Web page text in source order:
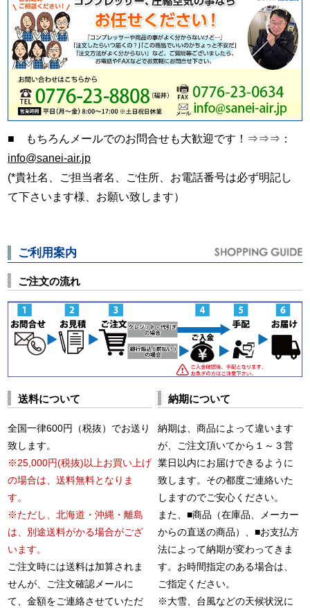
■ もちろんメールでのお問合せも大歓迎です！⇒⇒⇒：
info@sanei-air.jp
(*貴社名、ご担当者名、ご住所、お電話番号は必ず明記し
て下さいます様、お願い致します）
ご利用案内
ご注文の流れ
送料について
全国一律600円（税抜）でお送り
致します。
※25,000円(税抜)以上お買い上げ
の場合は、送料無料となりま
す。
※ただし、北海道・沖縄・離島
は、別途送料がかる場合がござ
います。
ご注文時には送料は加算されま
せんが、ご注文確認メールに
て、金額をご連絡させていただ
納期について
納期は、商品によって違います
が、ご注文頂いてから１～３営
業日以内にお届けできるように
致します。その都度ご連絡いた
しますのでご安心ください。
また、■商品（在庫品、メーカー
からの直送の商品）、■お支払方
法によって納期が変わってきま
す。お時間指定のある場合は、
ご指定ください。
※大雪、台風などの天候状況に